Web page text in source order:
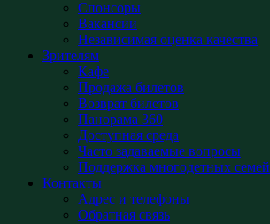
Спонсоры
Вакансии
Независимая оценка качества
Зрителям
Кафе
Продажа билетов
Возврат билетов
Панорама 360
Доступная среда
Часто задаваемые вопросы
Поддержка многодетных семей
Контакты
Адрес и телефоны
Обратная связь